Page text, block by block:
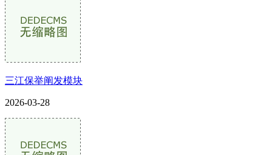
三江保举阐发模块
2026-03-28